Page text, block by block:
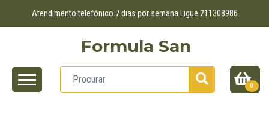
Atendimento telefónico 7 dias por semana Ligue 211308986
Formula San
0